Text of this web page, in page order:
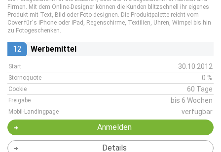
Firmen. Mit dem Online-Designer können die Kunden blitzschnell ihr eigenes
Produkt mit Text, Bild oder Foto designen. Die Produktpalette reicht vom
Cover für´s iPhone oder iPad, Regenschirme, Textilien, Uhren, Wimpel bis hin
zu Fotogeschenken.
12 Werbemittel
Start 30.10.2012
Stornoquote 0 %
Cookie 60 Tage
Freigabe bis 6 Wochen
Mobil-Landingpage verfügbar
Anmelden
Details